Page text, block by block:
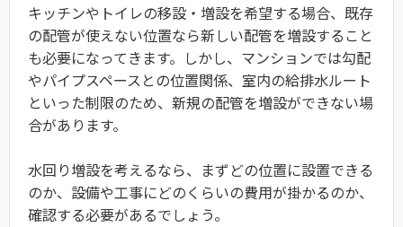
キッチンやトイレの移設・増設を希望する場合、既存
の配管が使えない位置なら新しい配管を増設すること
も必要になってきます。しかし、マンションでは勾配
やパイプスペースとの位置関係、室内の給排水ルート
といった制限のため、新規の配管を増設ができない場
合があります。
水回り増設を考えるなら、まずどの位置に設置できる
のか、設備や工事にどのくらいの費用が掛かるのか、
確認する必要があるでしょう。